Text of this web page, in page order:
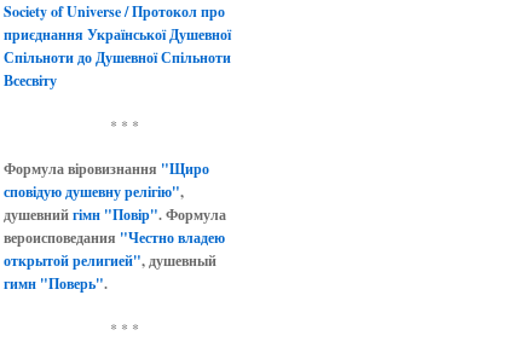
Society of Universe / Протокол про
приєднання Української Душевної
Спільноти до Душевної Спільноти
Всесвіту
* * *
Формула віровизнання "Щиро
сповідую душевну релігію",
душевнийгімн "Повір". Формула
вероисповедания "Честно владею
открытой религией", душевный
гимн "Поверь".
* * *